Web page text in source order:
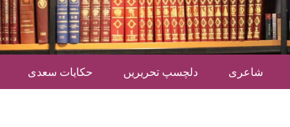
حکایات سعدی دلچسپ تحریریں شاعری